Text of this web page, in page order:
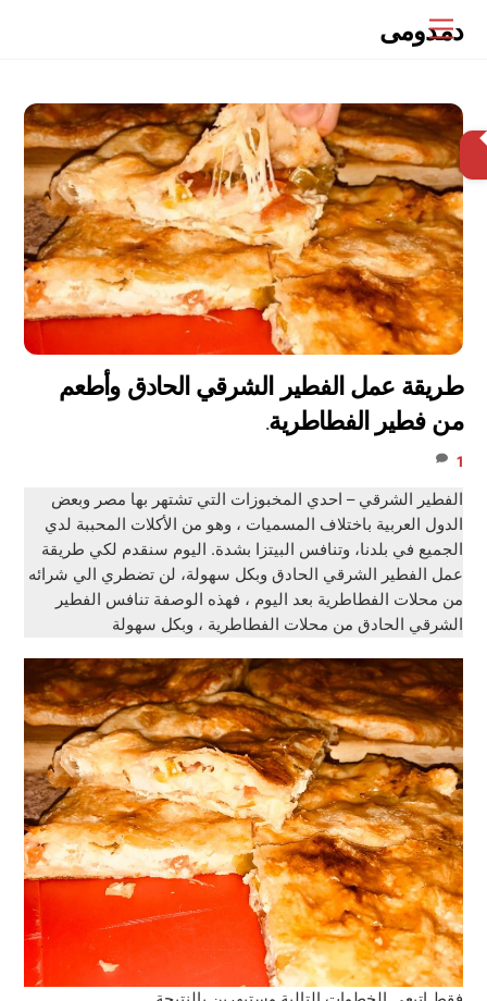
Menu
دمدومى
طريقة عمل الفطير الشرقي الحادق وأطعم
من فطير الفطاطرية.
1
الفطير الشرقي – احدي المخبوزات التي تشتهر بها مصر وبعض
الدول العربية باختلاف المسميات ، وهو من الأكلات المحببة لدي
الجميع في بلدنا، وتنافس البيتزا بشدة. اليوم سنقدم لكي طريقة
عمل الفطير الشرقي الحادق وبكل سهولة، لن تضطري الي شرائه
من محلات الفطاطرية بعد اليوم ، فهذه الوصفة تنافس الفطير
الشرقي الحادق من محلات الفطاطرية ، وبكل سهولة